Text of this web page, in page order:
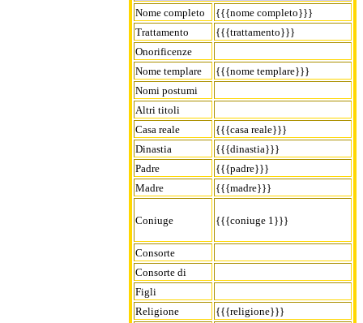
Nome completo
{{{nome completo}}}
Trattamento
{{{trattamento}}}
Onorificenze
Nome templare
{{{nome templare}}}
Nomi postumi
Altri titoli
Casa reale
{{{casa reale}}}
Dinastia
{{{dinastia}}}
Padre
{{{padre}}}
Madre
{{{madre}}}
Coniuge {{{coniuge 1}}}
Consorte
Consorte di
Figli
Religione
{{{religione}}}